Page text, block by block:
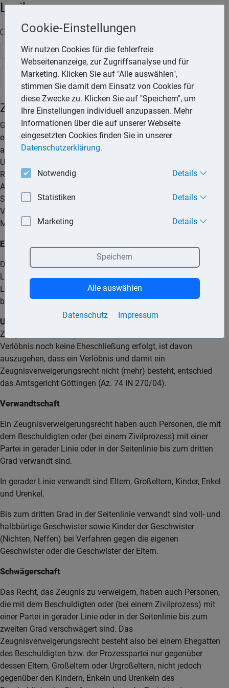
Lexika
Volltext-Suche in den Lexika
Suchen
Rechtslexikon
Zeugnisverweigerungsrecht
Grundsätzlich sind Zeugen verpflichtet, vor Gericht zu
erscheinen und wahrheitsgemäß und vollständig
auszusagen. Von diesem Grundsatz gibt es aber Ausnahmen.
Unter bestimmten Voraussetzungen haben Zeugen das
Recht, eine Aussage vor Gericht zu verweigern. Das
Aussageverweigerungsrecht bezieht sich insbesondere auf
Strafprozesse, Ordnungswidrigkeiten (z. B. bei
Verkehrsordnungswidrigkeiten) und Zivilprozesse (z. B. bei
Mietstreitigkeiten).
Ehepartner, Lebenspartner, Verlobte
Das Zeugnisverweigerungsrecht haben Ehepartner,
Lebenspartner und Verlobte. Unerheblich ist, ob die Ehe bzw.
Lebenspartnerschaft zum Zeitpunkt der Aussage noch
besteht oder zwischenzeitlich geschieden worden ist.
Urteil:
Beruft sich eine Zeugin auf ein
Zeugnisverweigerungsrecht und ist über fünf Jahre nach dem
Verlöbnis noch keine Eheschließung erfolgt, ist davon
auszugehen, dass ein Verlöbnis und damit ein
Zeugnisverweigerungsrecht nicht (mehr) besteht, entschied
das Amtsgericht Göttingen (Az. 74 IN 270/04).
Verwandtschaft
Ein Zeugnisverweigerungsrecht haben auch Personen, die mit
dem Beschuldigten oder (bei einem Zivilprozess) mit einer
Partei in gerader Linie oder in der Seitenlinie bis zum dritten
Grad verwandt sind.
In gerader Linie verwandt sind Eltern, Großeltern, Kinder, Enkel
und Urenkel.
Bis zum dritten Grad in der Seitenlinie verwandt sind voll- und
halbbürtige Geschwister sowie Kinder der Geschwister
(Nichten, Neffen) bei Verfahren gegen die eigenen
Geschwister oder die Geschwister der Eltern.
Schwägerschaft
Das Recht, das Zeugnis zu verweigern, haben auch Personen,
die mit dem Beschuldigten oder (bei einem Zivilprozess) mit
einer Partei in gerader Linie oder in der Seitenlinie bis zum
zweiten Grad verschwägert sind. Das
Zeugnisverweigerungsrecht besteht also bei einem Ehegatten
des Beschuldigten bzw. der Prozesspartei nur gegenüber
dessen Eltern, Großeltern oder Urgroßeltern, nicht jedoch
gegenüber den Kindern, Enkeln und Urenkeln des
Cookie-Einstellungen
Wir nutzen Cookies für die fehlerfreie
Webseitenanzeige, zur Zugriffsanalyse und für
Marketing. Klicken Sie auf "Alle auswählen",
stimmen Sie damit dem Einsatz von Cookies für
diese Zwecke zu. Klicken Sie auf "Speichern", um
Ihre Einstellungen individuell anzupassen. Mehr
Informationen über die auf unserer Webseite
eingesetzten Cookies finden Sie in unserer
Datenschutzerklärung.
Notwendig Details
Statistiken Details
Marketing Details
Datenschutz Impressum
Speichern
Alle auswählen